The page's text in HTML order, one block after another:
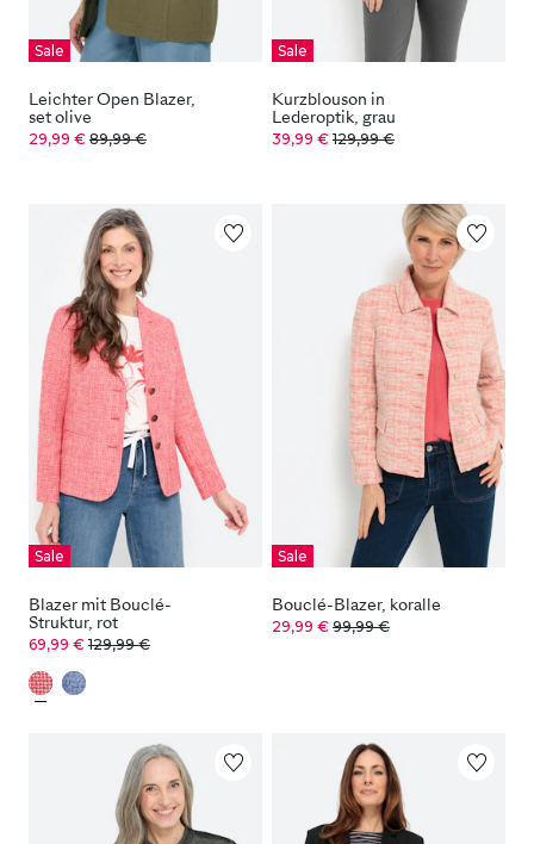
Sale
Leichter Open Blazer,
set olive
29,99 € 89,99 €
Sale
Kurzblouson in
Lederoptik, grau
39,99 € 129,99 €
Sale
Blazer mit Bouclé-
Struktur, rot
69,99 € 129,99 €
Sale
Bouclé-Blazer, koralle
29,99 € 99,99 €